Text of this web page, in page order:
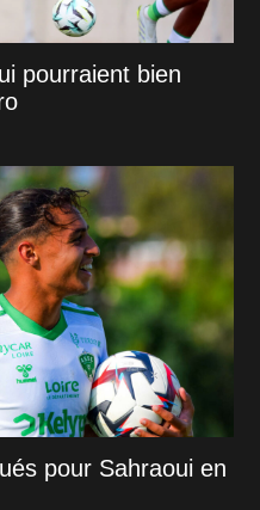
pourraient bien
pour Sahraoui en